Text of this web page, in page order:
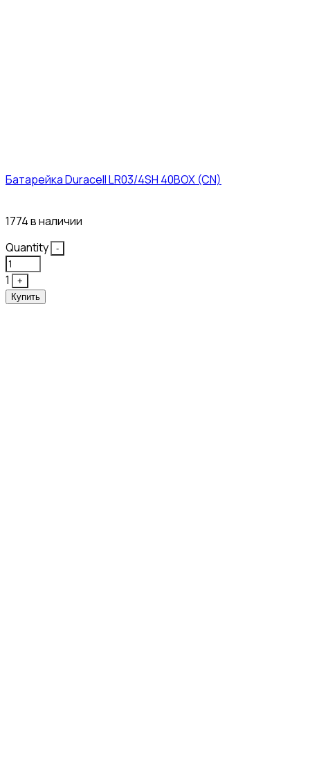
Батарейка Duracell LR03/4SH 40BOX (CN)
1774 в наличии
Quantity
-
1
+
Купить